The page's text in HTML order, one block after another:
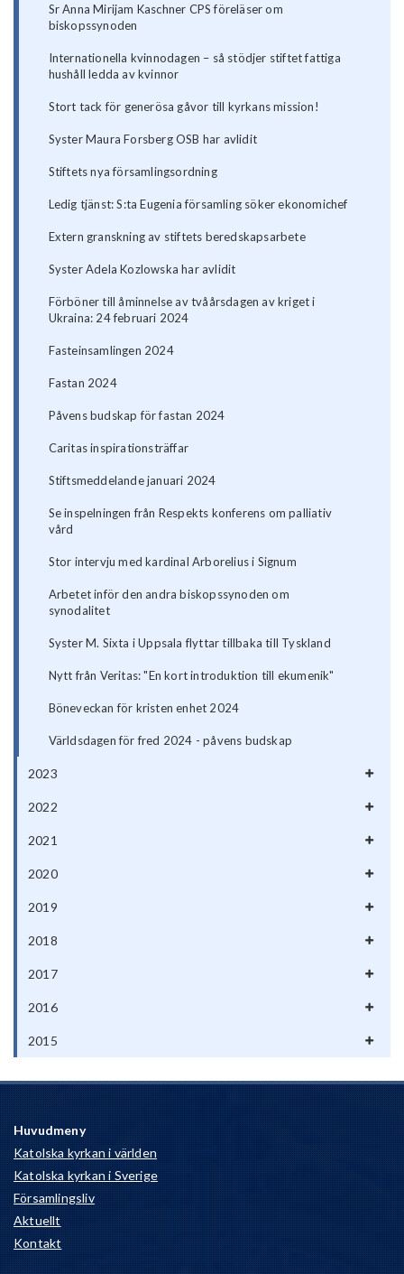
Sr Anna Mirijam Kaschner CPS föreläser om
biskopssynoden
Internationella kvinnodagen – så stödjer stiftet fattiga
hushåll ledda av kvinnor
Stort tack för generösa gåvor till kyrkans mission!
Syster Maura Forsberg OSB har avlidit
Stiftets nya församlingsordning
Ledig tjänst: S:ta Eugenia församling söker ekonomichef
Extern granskning av stiftets beredskapsarbete
Syster Adela Kozlowska har avlidit
Förböner till åminnelse av tvåårsdagen av kriget i
Ukraina: 24 februari 2024
Fasteinsamlingen 2024
Fastan 2024
Påvens budskap för fastan 2024
Caritas inspirationsträffar
Stiftsmeddelande januari 2024
Se inspelningen från Respekts konferens om palliativ
vård
Stor intervju med kardinal Arborelius i Signum
Arbetet inför den andra biskopssynoden om
synodalitet
Syster M. Sixta i Uppsala flyttar tillbaka till Tyskland
Nytt från Veritas: "En kort introduktion till ekumenik"
Böneveckan för kristen enhet 2024
Världsdagen för fred 2024 - påvens budskap
2023
2022
2021
2020
2019
2018
2017
2016
2015
Huvudmeny
Katolska kyrkan i världen
Katolska kyrkan i Sverige
Församlingsliv
Aktuellt
Kontakt